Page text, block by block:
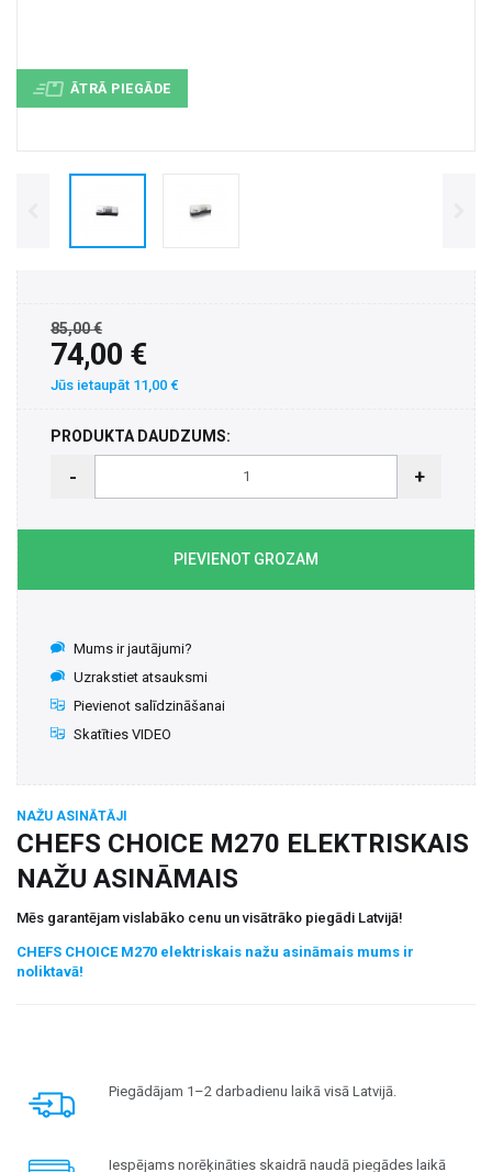
ĀTRĀ PIEGĀDE
85,00 €
74,00 €
Jūs ietaupāt 11,00 €
PRODUKTA DAUDZUMS:
- +
PIEVIENOT GROZAM
Mums ir jautājumi?
Uzrakstiet atsauksmi
Pievienot salīdzināšanai
Skatīties VIDEO
NAŽU ASINĀTĀJI
CHEFS CHOICE M270 ELEKTRISKAIS
NAŽU ASINĀMAIS
Mēs garantējam vislabāko cenu un visātrāko piegādi Latvijā!
CHEFS CHOICE M270 elektriskais nažu asināmais mums ir
noliktavā!
Piegādājam 1–2 darbadienu laikā visā Latvijā.
Iespējams norēķināties skaidrā naudā piegādes laikā